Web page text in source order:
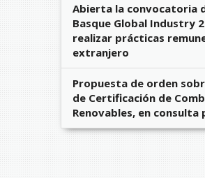
Abierta la convocatoria
Basque Global Industry
realizar prácticas
extranjero
Propuesta de orden
de Certificación de
Renovables, en consulta